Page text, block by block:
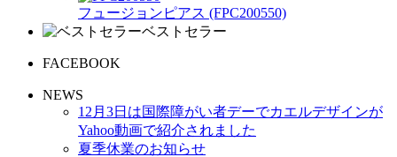
フュージョンピアス (FPC200550)
ベストセラー
FACEBOOK
NEWS
12月3日は国際障がい者デーでカエルデザインが
Yahoo動画で紹介されました
夏季休業のお知らせ